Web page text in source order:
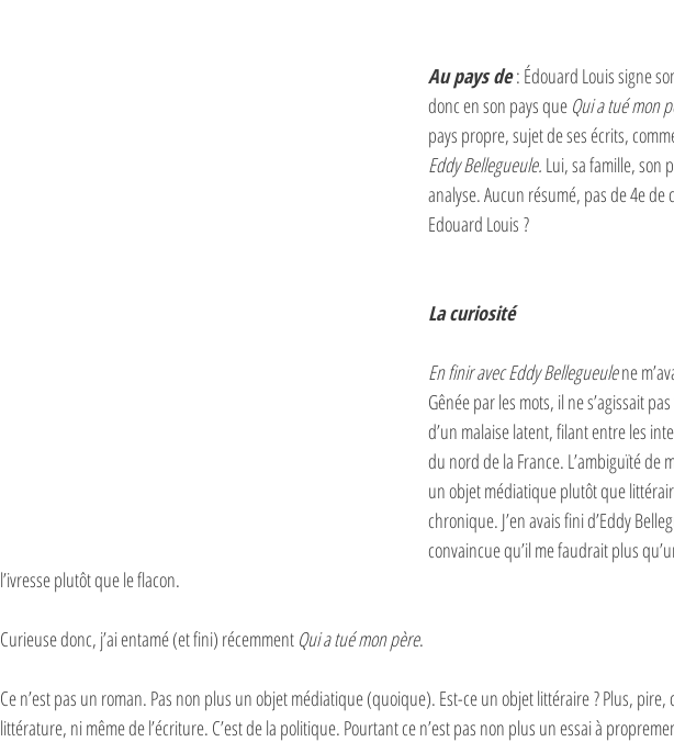
Au pays de : Édouard Louis signe
donc en son pays que Qui a tué mon
pays propre, sujet de ses écrits,
Eddy Bellegueule. Lui, sa famille, son
analyse. Aucun résumé, pas de 4e de
Edouard Louis ?
La curiosité
En finir avec Eddy Bellegueule ne
Gênée par les mots, il ne s’agissait
d’un malaise latent, filant entre les
du nord de la France. L’ambiguïté de
un objet médiatique plutôt que
chronique. J’en avais fini d’Eddy
convaincue qu’il me faudrait plus
l’ivresse plutôt que le flacon.
Curieuse donc, j’ai entamé (et fini) récemment Qui a tué mon père.
Ce n’est pas un roman. Pas non plus un objet médiatique (quoique). Est-ce un objet littéraire ? Plus, pire,
littérature, ni même de l’écriture. C’est de la politique. Pourtant ce n’est pas non plus un essai à